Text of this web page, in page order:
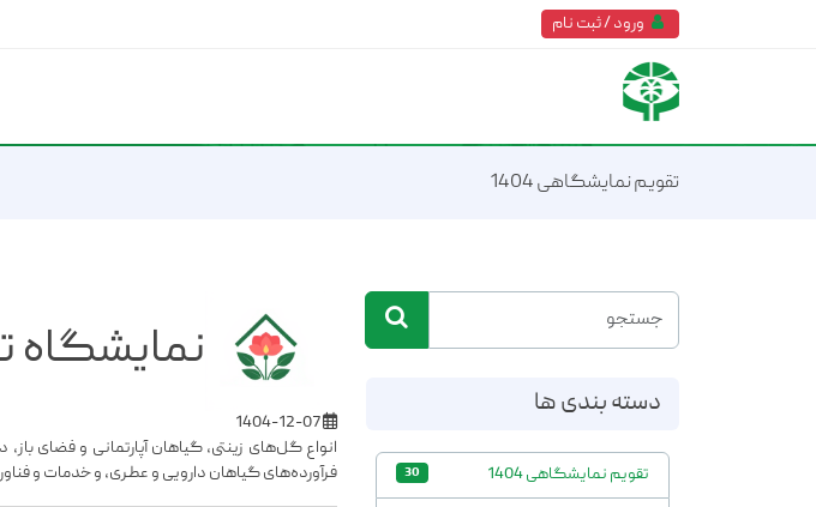
ورود / ثبت نام
تقویم نمایشگاهی 1404
دسته بندی ها
تقویم نمایشگاهی 1404 30
انواع گل‌های زینتی، گیاهان آپارتمانی و فضای
فرآورده‌های گیاهان دارویی و عطری، و خدمات و